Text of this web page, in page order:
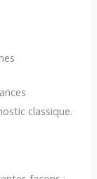
classique.